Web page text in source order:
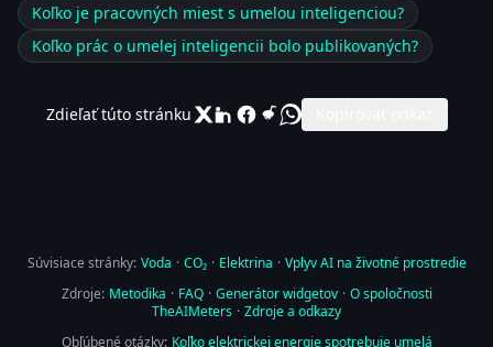
Koľko je pracovných miest s umelou inteligenciou?
Koľko prác o umelej inteligencii bolo publikovaných?
Zdieľať túto stránku
Súvisiace stránky: Voda · CO₂ · Elektrina · Vplyv AI na životné prostredie
Zdroje: Metodika · FAQ · Generátor widgetov · O spoločnosti
TheAIMeters · Zdroje a odkazy
Obľúbené otázky: Koľko elektrickej energie spotrebuje umelá